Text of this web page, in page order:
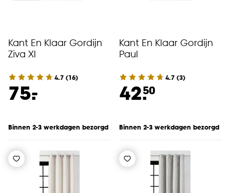
Kant En Klaar Gordijn
Ziva Xl
4.7 (16)
75.
-
Binnen 2-3 werkdagen bezorgd
Kant En Klaar Gordijn
Paul
4.7 (3)
42.50
Binnen 2-3 werkdagen bezorgd